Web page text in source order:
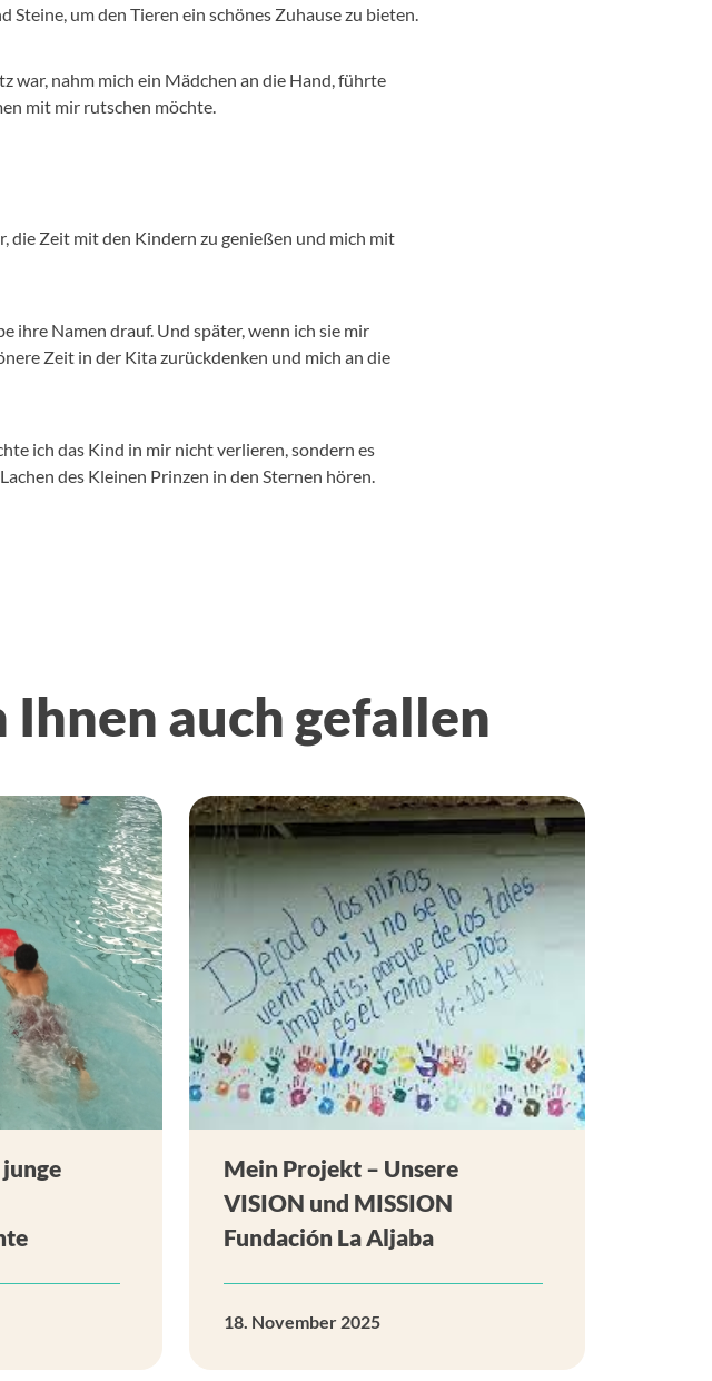
Steine, um den Tieren ein schönes Zuhause zu bieten.
war, nahm mich ein Mädchen an die Hand, führte
mit mir rutschen möchte.
die Zeit mit den Kindern zu genießen und mich mit
ihre Namen drauf. Und später, wenn ich sie mir
Zeit in der Kita zurückdenken und mich an die
ich das Kind in mir nicht verlieren, sondern es
des Kleinen Prinzen in den Sternen hören.
auch gefallen
Mein Projekt – Unsere
VISION und MISSION
Fundación La Aljaba
18. November 2025